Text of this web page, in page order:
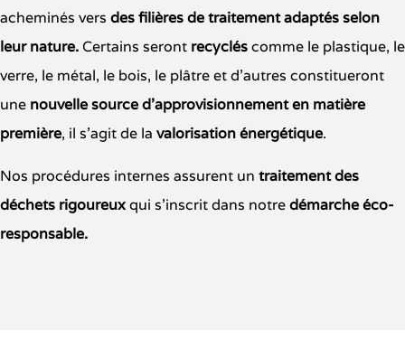
acheminés vers desfilièresdetraitement adaptés selon
leur nature. Certains seront recycléscomme le plastique, le
verre, le métal, le bois, le plâtre et d’autres constitueront
une nouvelle source d’approvisionnement en matière
première, il s’agit de la valorisation énergétique.
Nos procédures internes assurent un traitement des
déchets rigoureuxqui s’inscrit dans notredémarche éco-
responsable.